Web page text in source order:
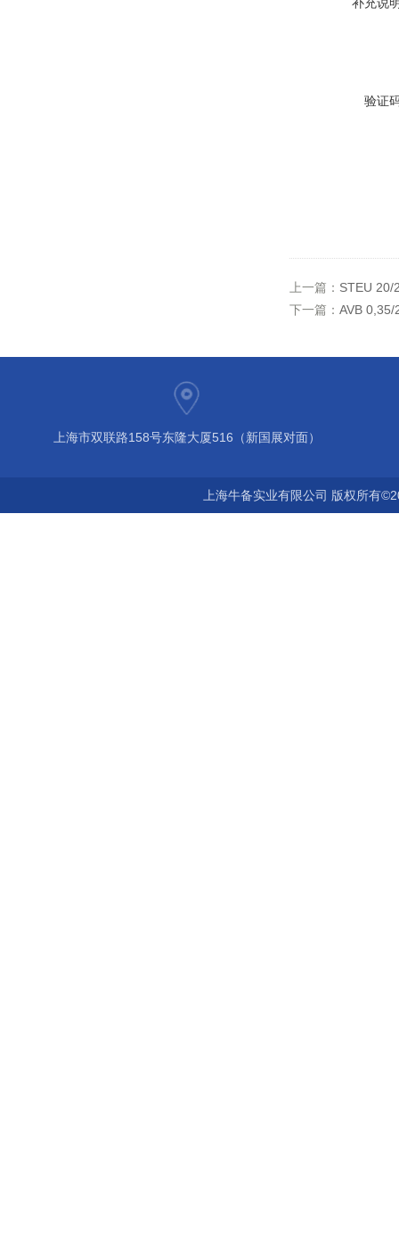
验证
上一篇： STEU 20/
下一篇： AVB 0,35/
上海市双联路158号东隆大厦516（新国展对面）
上海牛备实业有限公司 版权所有